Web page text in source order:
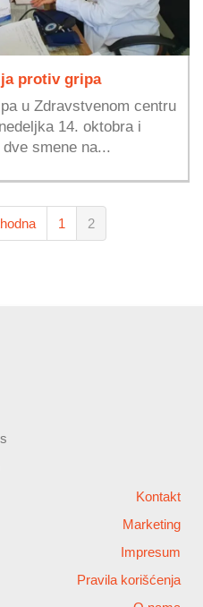
protiv gripa
u Zdravstvenom centru
14. oktobra i
smene na...
1 2
Kontakt
Marketing
Impresum
Pravila korišćenja